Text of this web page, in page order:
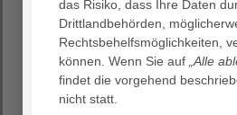
das Risiko, dass Ihre Daten
Drittlandbehörden,
Rechtsbehelfsmöglichkeiten,
können. Wenn Sie auf „Alle
findet die vorgehend
nicht statt.